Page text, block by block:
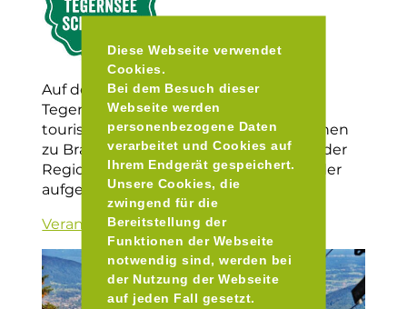
Diese Webseite verwendet
Cookies.
Bei dem Besuch dieser
Webseite werden
personenbezogene Daten
verarbeitet und Cookies auf
Ihrem Endgerät gespeichert.
Unsere Cookies, die
zwingend für die
Bereitstellung der
Funktionen der Webseite
notwendig sind, werden bei
der Nutzung der Webseite
auf jeden Fall gesetzt.
Auf der Homepage der Alpenregion
Tegernsee Schliersee wird neben dem
touristischen Angebot und Informationen
zu Brauchtum, Kultur und Geschichte der
Region auch der Veranstaltungskalender
aufgeführt.
Veranstaltungskalender